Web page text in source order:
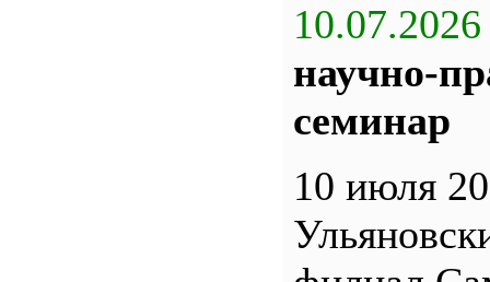
10.07.2026
научно-
семинар
10 июля